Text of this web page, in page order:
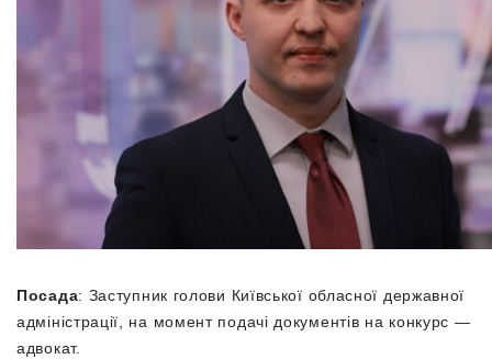
Посада: Заступник голови Київської обласної державної
адміністрації, на момент подачі документів на конкурс —
адвокат.